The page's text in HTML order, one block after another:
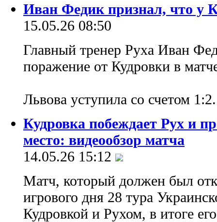
Иван Федик признал, что у
15.05.26 08:50
Главный тренер Руха Иван
поражение от Кудровки в
Львова уступила со счетом
Кудровка побеждает Рух и
место: видеообзор матча
14.05.26 15:12
Матч, который должен был
игрового дня 28 тура
Кудровкой и Рухом, в итоге